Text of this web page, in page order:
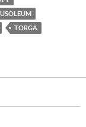
TORGA